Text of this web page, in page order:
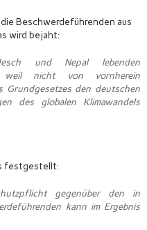
Beschwerdeführenden aus
wird bejaht:
und Nepal lebenden
weil nicht von vornherein
Grundgesetzes den deutschen
des globalen Klimawandels
festgestellt:
gegenüber den in
kann im Ergebnis